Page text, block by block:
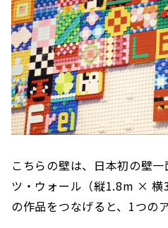
こちらの壁は、日本初の壁
ツ・ウォール（縦1.8m ×
の作品をつなげると、1つの